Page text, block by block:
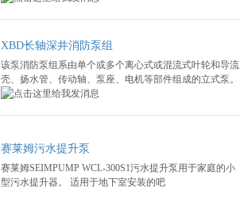
XBD长轴深井消防泵组
该泵消防泵组系由单个或多个离心式或混流式叶轮和导流
壳、扬水管、传动轴、泵座、电机等部件组成的立式泵。
赛莱姆污水提升泵
赛莱姆SEIMPUMP WCL-300S1污水提升泵用于家庭的小
型污水提升器。 适用于地下室安装的吧